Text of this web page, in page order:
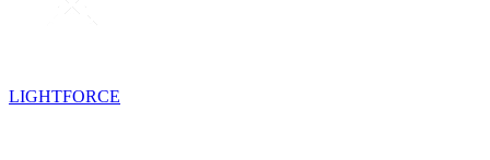
LIGHTFORCE